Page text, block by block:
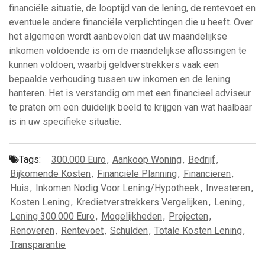
financiële situatie, de looptijd van de lening, de rentevoet en
eventuele andere financiële verplichtingen die u heeft. Over
het algemeen wordt aanbevolen dat uw maandelijkse
inkomen voldoende is om de maandelijkse aflossingen te
kunnen voldoen, waarbij geldverstrekkers vaak een
bepaalde verhouding tussen uw inkomen en de lening
hanteren. Het is verstandig om met een financieel adviseur
te praten om een duidelijk beeld te krijgen van wat haalbaar
is in uw specifieke situatie.
Tags: 300.000 Euro, Aankoop Woning, Bedrijf,
Bijkomende Kosten, Financiële Planning, Financieren,
Huis, Inkomen Nodig Voor Lening/hypotheek, Investeren,
Kosten Lening, Kredietverstrekkers Vergelijken, Lening,
Lening 300.000 Euro, Mogelijkheden, Projecten,
Renoveren, Rentevoet, Schulden, Totale Kosten Lening,
Transparantie